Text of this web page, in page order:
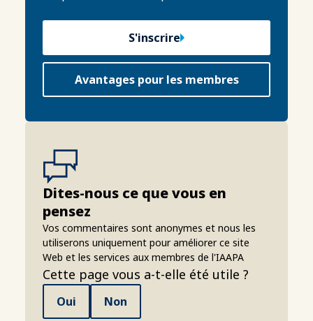
S'inscrire
Avantages pour les membres
Dites-nous ce que vous en
pensez
Vos commentaires sont anonymes et nous les
utiliserons uniquement pour améliorer ce site
Web et les services aux membres de l'IAAPA
Cette page vous a-t-elle été utile ?
Oui Non